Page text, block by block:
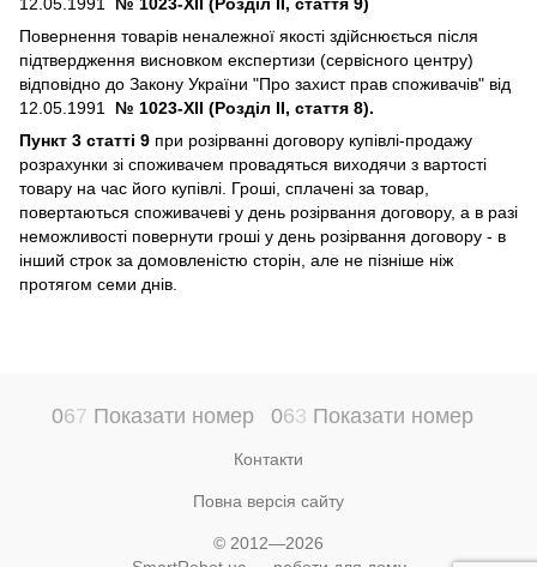
12.05.1991 № 1023-XII (Розділ II, стаття 9)
Повернення товарів неналежної якості здійснюється після
підтвердження висновком експертизи (сервісного центру)
відповідно до Закону України "Про захист прав споживачів" від
12.05.1991 № 1023-XII (Розділ II, стаття 8).
Пункт 3 статті 9 при розірванні договору купівлі-продажу
розрахунки зі споживачем провадяться виходячи з вартості
товару на час його купівлі. Гроші, сплачені за товар,
повертаються споживачеві у день розірвання договору, а в разі
неможливості повернути гроші у день розірвання договору - в
інший строк за домовленістю сторін, але не пізніше ніж
протягом семи днів.
067 Показати номер 063 Показати номер
Контакти
Повна версія сайту
© 2012—2026